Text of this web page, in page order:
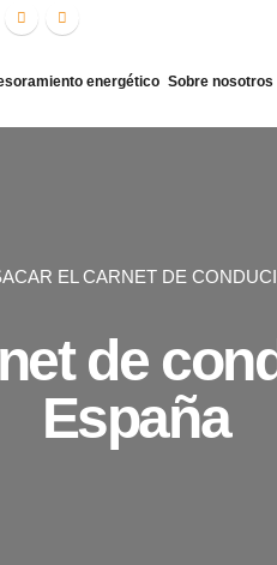
energético Sobre nosotros
EL CARNET DE
de
España